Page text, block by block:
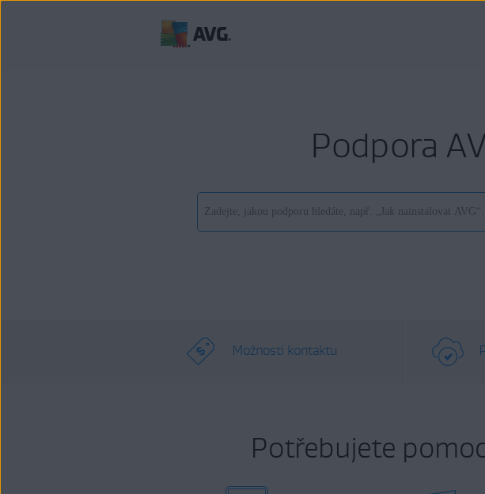
Podpora
Možnosti kontaktu
Potřebujete